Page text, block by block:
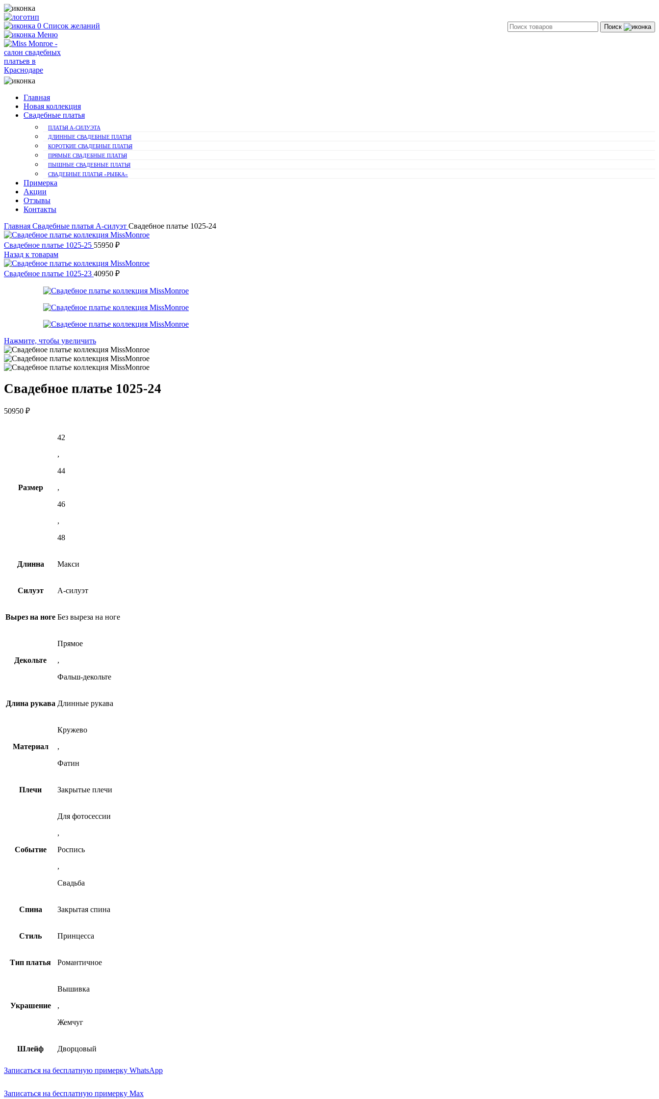
Поиск
0 Список желаний
Меню
Главная
Новая коллекция
Свадебные платья
ПЛАТЬЯ А-СИЛУЭТА
ДЛИННЫЕ СВАДЕБНЫЕ ПЛАТЬЯ
КОРОТКИЕ СВАДЕБНЫЕ ПЛАТЬЯ
ПРЯМЫЕ СВАДЕБНЫЕ ПЛАТЬЯ
ПЫШНЫЕ СВАДЕБНЫЕ ПЛАТЬЯ
СВАДЕБНЫЕ ПЛАТЬЯ «РЫБКА»
Примерка
Акции
Отзывы
Контакты
Главная Свадебные платья А-силуэт Свадебное платье 1025-24
Свадебное платье 1025-25 55950 ₽
Назад к товарам
Свадебное платье 1025-23 40950 ₽
Нажмите, чтобы увеличить
Свадебное платье 1025-24
50950 ₽
Размер
42
,
44
,
46
,
48
Длинна Макси
Силуэт А-силуэт
Вырез на ноге Без выреза на ноге
Декольте
Прямое
,
Фальш-декольте
Длина рукава Длинные рукава
Материал
Кружево
,
Фатин
Плечи Закрытые плечи
Событие
Для фотосессии
,
Роспись
,
Свадьба
Спина Закрытая спина
Стиль Принцесса
Тип платья Романтичное
Украшение
Вышивка
,
Жемчуг
Шлейф Дворцовый
Записаться на бесплатную примерку WhatsApp
Записаться на бесплатную примерку Max